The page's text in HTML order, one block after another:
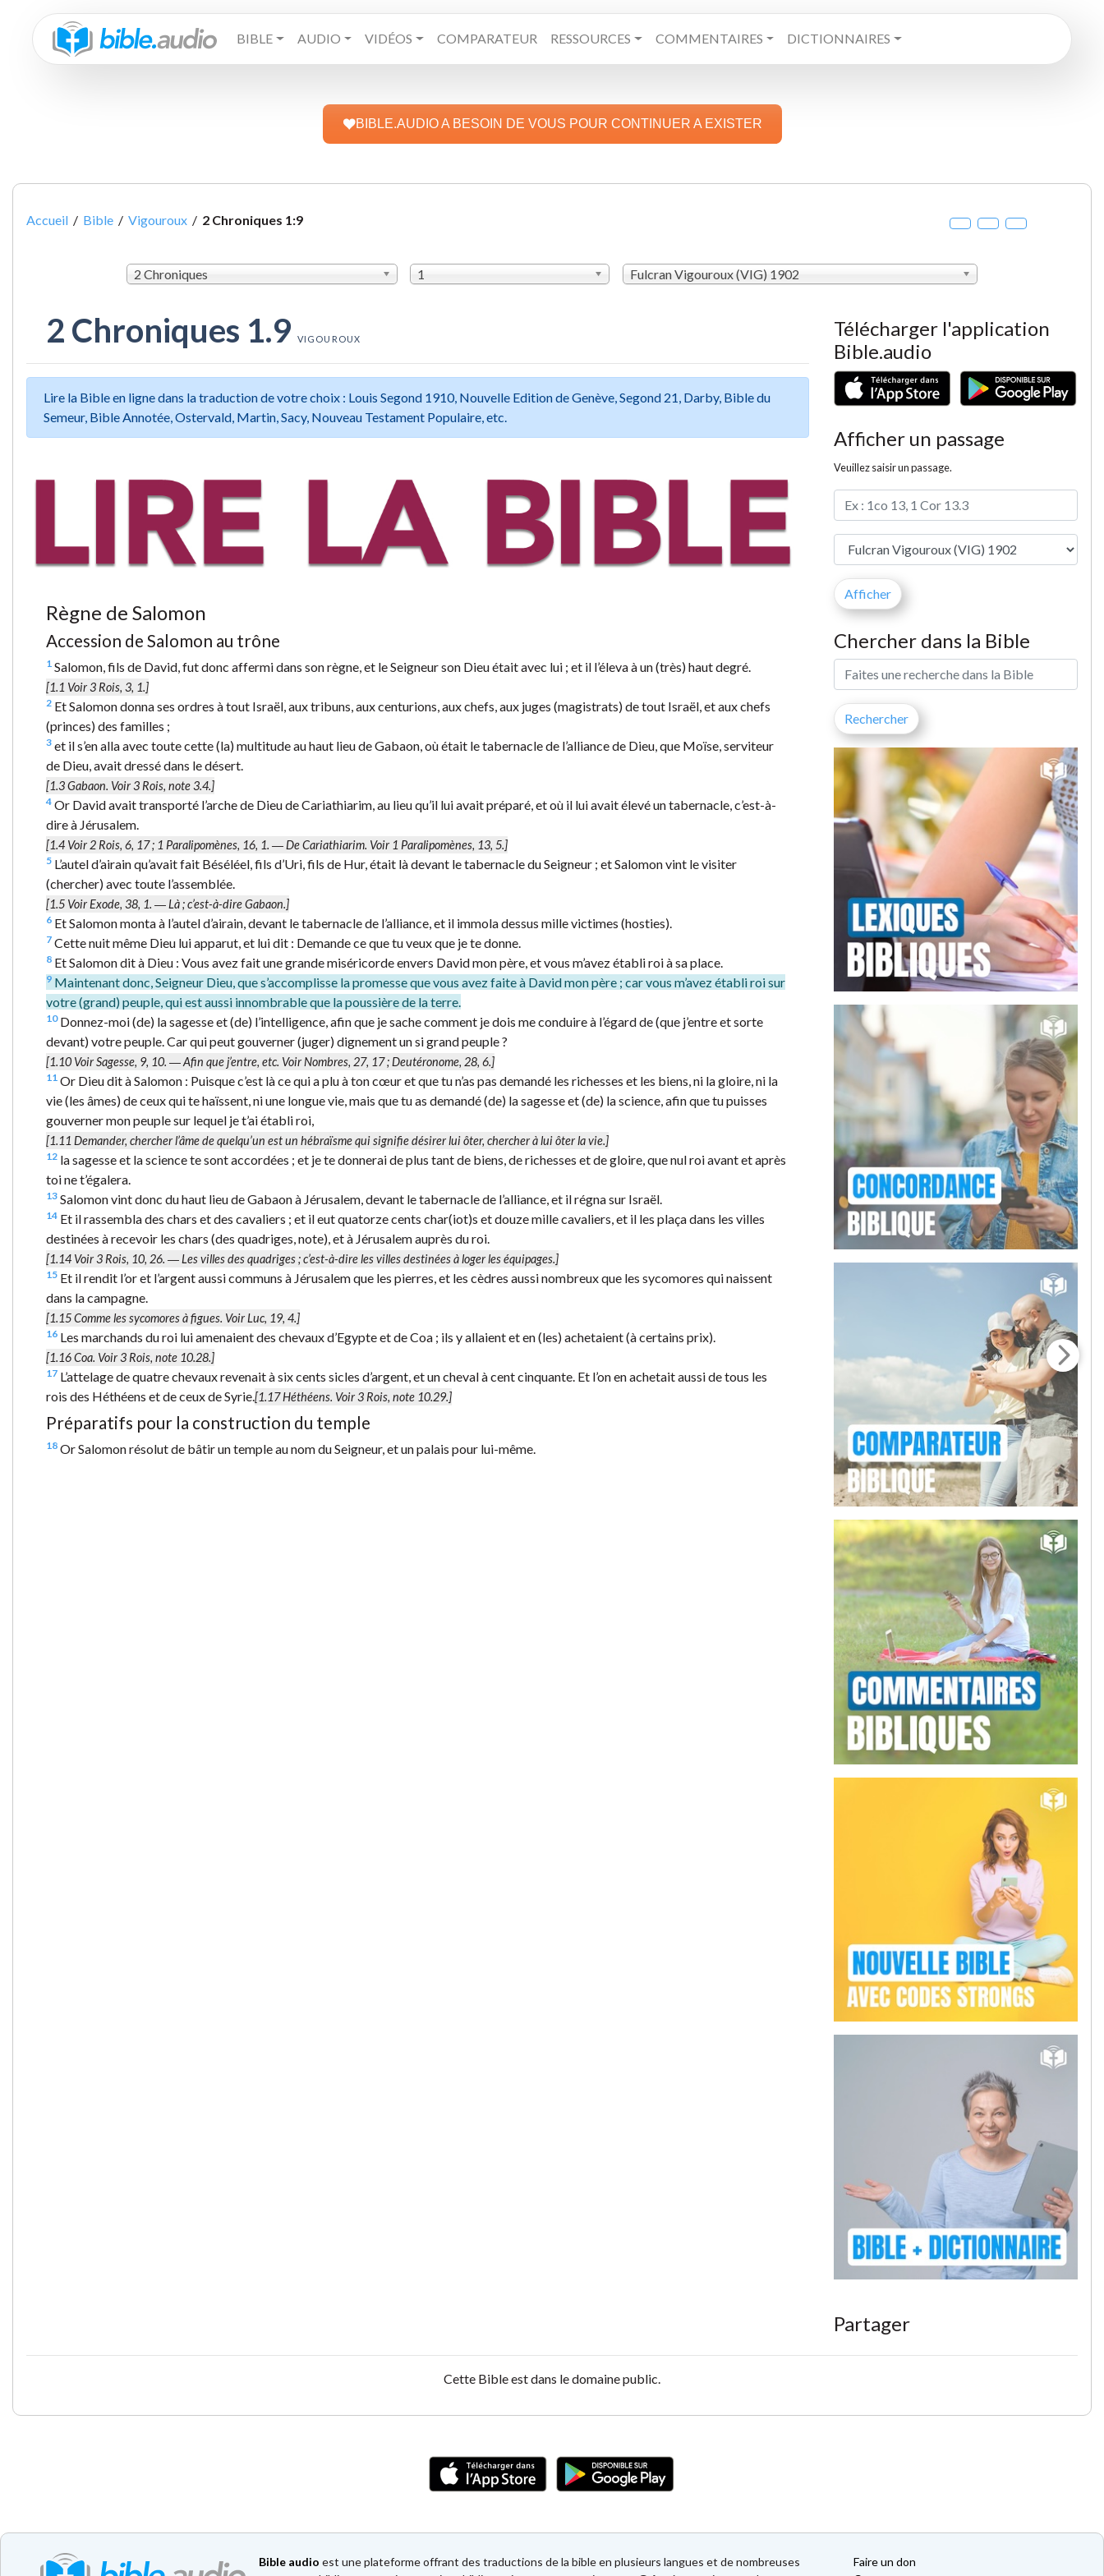
BIBLE AUDIO VIDÉOS COMPARATEUR RESSOURCES COMMENTAIRES DICTIONNAIRES
BIBLE.AUDIO A BESOIN DE VOUS POUR CONTINUER A EXISTER
Accueil / Bible / Vigouroux / 2 Chroniques 1:9
2 Chroniques 1 Fulcran Vigouroux (VIG) 1902
2 Chroniques 1.9 VIGOUROUX
Lire la Bible en ligne dans la traduction de votre choix : Louis Segond 1910, Nouvelle Edition de Genève, Segond 21, Darby, Bible du
Semeur, Bible Annotée, Ostervald, Martin, Sacy, Nouveau Testament Populaire, etc.
Règne de Salomon
Accession de Salomon au trône
1 Salomon, fils de David, fut donc affermi dans son règne, et le Seigneur son Dieu était avec lui ; et il l’éleva à un (très) haut degré.
[1.1 Voir 3 Rois, 3, 1.]
2 Et Salomon donna ses ordres à tout Israël, aux tribuns, aux centurions, aux chefs, aux juges (magistrats) de tout Israël, et aux chefs
(princes) des familles ;
3 et il s’en alla avec toute cette (la) multitude au haut lieu de Gabaon, où était le tabernacle de l’alliance de Dieu, que Moïse, serviteur
de Dieu, avait dressé dans le désert.
[1.3Gabaon. Voir 3 Rois, note 3.4.]
4 Or David avait transporté l’arche de Dieu de Cariathiarim, au lieu qu’il lui avait préparé, et où il lui avait élevé un tabernacle, c’est-à-
dire à Jérusalem.
[1.4 Voir 2 Rois, 6, 17 ; 1 Paralipomènes, 16, 1. ―De Cariathiarim. Voir 1 Paralipomènes, 13, 5.]
5 L’autel d’airain qu’avait fait Béséléel, fils d’Uri, fils de Hur, était là devant le tabernacle du Seigneur ; et Salomon vint le visiter
(chercher) avec toute l’assemblée.
[1.5 Voir Exode, 38, 1. ―Là; c’est-à-dire Gabaon.]
6 Et Salomon monta à l’autel d’airain, devant le tabernacle de l’alliance, et il immola dessus mille victimes (hosties).
7 Cette nuit même Dieu lui apparut, et lui dit : Demande ce que tu veux que je te donne.
8 Et Salomon dit à Dieu : Vous avez fait une grande miséricorde envers David mon père, et vous m’avez établi roi à sa place.
9 Maintenant donc, Seigneur Dieu, que s’accomplisse la promesse que vous avez faite à David mon père ; car vous m’avez établi roi sur
votre (grand) peuple, qui est aussi innombrable que la poussière de la terre.
10Donnez-moi (de) la sagesse et (de) l’intelligence, afin que je sache comment je dois me conduire à l’égard de (que j’entre et sorte
devant) votre peuple. Car qui peut gouverner (juger) dignement un si grand peuple ?
[1.10 Voir Sagesse, 9, 10. ―Afin que j’entre, etc. Voir Nombres, 27, 17 ; Deutéronome, 28, 6.]
11 Or Dieu dit à Salomon : Puisque c’est là ce qui a plu à ton cœur et que tu n’as pas demandé les richesses et les biens, ni la gloire, ni la
vie (les âmes) de ceux qui te haïssent, ni une longue vie, mais que tu as demandé (de) la sagesse et (de) la science, afin que tu puisses
gouverner mon peuple sur lequel je t’ai établi roi,
[1.11 Demander, chercher l’âmede quelqu’un est un hébraïsme qui signifiedésirer lui ôter, chercher à lui ôter la vie.]
12 la sagesse et la science te sont accordées ; et je te donnerai de plus tant de biens, de richesses et de gloire, que nul roi avant et après
toi ne t’égalera.
13 Salomon vint donc du haut lieu de Gabaon à Jérusalem, devant le tabernacle de l’alliance, et il régna sur Israël.
14 Et il rassembla des chars et des cavaliers ; et il eut quatorze cents char(iot)s et douze mille cavaliers, et il les plaça dans les villes
destinées à recevoir les chars (des quadriges, note), et à Jérusalem auprès du roi.
[1.14 Voir 3 Rois, 10, 26. ―Les villes des quadriges; c’est-à-dire les villes destinées à loger les équipages.]
15 Et il rendit l’or et l’argent aussi communs à Jérusalem que les pierres, et les cèdres aussi nombreux que les sycomores qui naissent
dans la campagne.
[1.15Comme les sycomores à figues. Voir Luc, 19, 4.]
16 Les marchands du roi lui amenaient des chevaux d’Egypte et de Coa ; ils y allaient et en (les) achetaient (à certains prix).
[1.16Coa. Voir 3 Rois, note 10.28.]
17 L’attelage de quatre chevaux revenait à six cents sicles d’argent, et un cheval à cent cinquante. Et l’on en achetait aussi de tous les
rois des Héthéens et de ceux de Syrie.[1.17Héthéens. Voir 3 Rois, note 10.29.]
Préparatifs pour la construction du temple
18 Or Salomon résolut de bâtir un temple au nom du Seigneur, et un palais pour lui-même.
Télécharger l'application
Bible.audio
Afficher un passage
Veuillez saisir un passage.
Chercher dans la Bible
Partager
Cette Bible est dans le domaine public.
Bible audio est une plateforme offrant des traductions de la bible en plusieurs langues et de nombreuses
Faire un don